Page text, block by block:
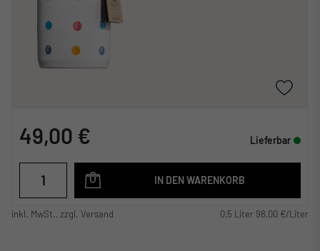
49,00 € Lieferbar
IN DEN WARENKORB
inkl. MwSt., zzgl. Versand 0,5 Liter 98,00 €/Liter